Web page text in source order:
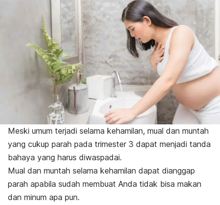
Meski umum terjadi selama kehamilan, mual dan muntah
yang cukup parah pada trimester 3 dapat menjadi tanda
bahaya yang harus diwaspadai.
Mual dan muntah selama kehamilan dapat dianggap
parah apabila sudah membuat Anda tidak bisa makan
dan minum apa pun.